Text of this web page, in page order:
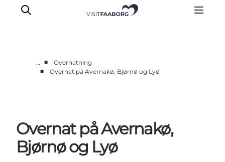
Øhop
Outdoor
Det sker
… ■
Overnatning
■
Overnat på Avernakø, Bjørnø og Lyø
Overnat på Avernakø,
Bjørnø og Lyø